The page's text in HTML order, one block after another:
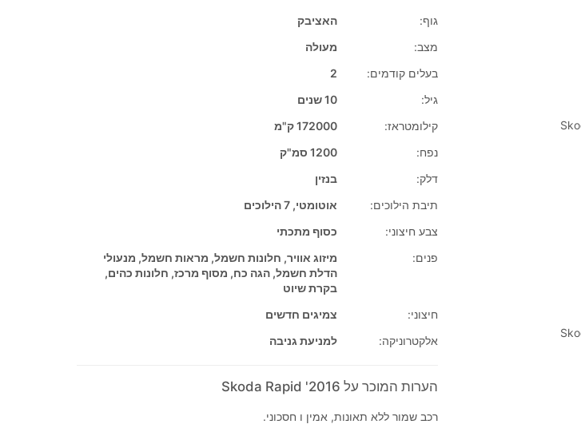
גוף:
האציבק
מצב:
מעולה
בעלים קודמים:
2
גיל:
10 שנים
קילומטראז:
172000 ק"מ
נפח:
1200 סמ"ק
דלק:
בנזין
תיבת הילוכים:
אוטומטי, 7 הילוכים
צבע חיצוני:
כסוף מתכתי
פנים:
מיזוג אוויר, חלונות חשמל, מראות חשמל, מנעולי
הדלת חשמל, הגה כח, מסוף מרכז, חלונות כהים,
בקרת שיוט
חיצוני:
צמיגים חדשים
אלקטרוניקה:
למניעת גניבה
הערות המוכר על 2016' Skoda Rapid
רכב שמור ללא תאונות, אמין ו חסכוני.